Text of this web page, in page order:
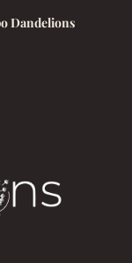
Dandelions